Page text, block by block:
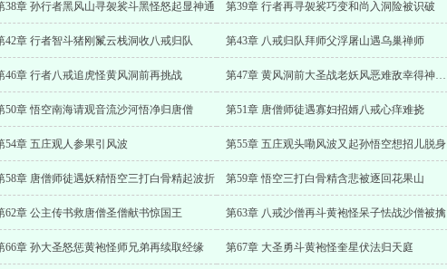
38章 孙行者黑风山寻袈裟斗黑怪怒起显神通 第39章 行者再寻袈裟巧变和尚入洞险被识破
42章 行者智斗猪刚鬣云栈洞收八戒归队 第43章 八戒归队拜师父浮屠山遇乌巢禅师
46章 行者八戒追虎怪黄风洞前再挑战 第47章 黄风洞前大圣战老妖风恶难敌幸得神助药
50章 悟空南海请观音流沙河悟净归唐僧 第51章 唐僧师徒遇寡妇招婿八戒心痒难挠
54章 五庄观人参果引风波 第55章 五庄观头嘞风波又起孙悟空想招儿脱身
58章 唐僧师徒遇妖精悟空三打白骨精起波折 第59章 悟空三打白骨精含悲被逐回花果山
62章 公主传书救唐僧圣僧献书惊国王 第63章 八戒沙僧再斗黄袍怪呆子怯战沙僧被擒
66章 孙大圣怒惩黄袍怪师兄弟再续取经缘 第67章 大圣勇斗黄袍怪奎星伏法归天庭